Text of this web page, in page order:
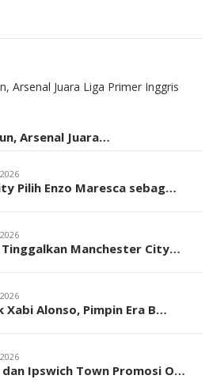
Arsenal Juara…
Pilih Enzo Maresca sebag…
Tinggalkan Manchester City…
Xabi Alonso, Pimpin Era B…
Ipswich Town Promosi O…